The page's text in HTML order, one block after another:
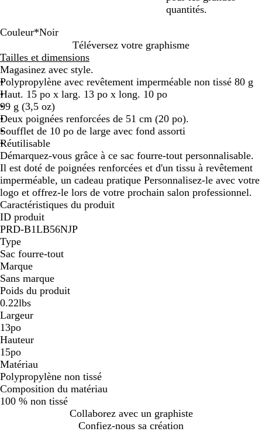
quantités.
Couleur*Noir
o
i
r
l
e
u
r
o
i
e
i
g
e
o
u
g
e
e
r
t
f
o
r
ê
t
i
o
l
e
t
l
e
u
m
a
r
i
n
e
e
r
t
f
o
n
c
é
r
u
n
c
l
a
i
r
r
i
s
Téléversez votre graphisme
Tailles et dimensions
Magasinez avec style.
Polypropylène avec revêtement imperméable non tissé 80 g
Haut. 15 po x larg. 13 po x long. 10 po
99 g (3,5 oz)
Deux poignées renforcées de 51 cm (20 po).
Soufflet de 10 po de large avec fond assorti
Réutilisable
Démarquez-vous grâce à ce sac fourre-tout personnalisable.
Il est doté de poignées renforcées et d'un tissu à revêtement
imperméable, un cadeau pratique Personnalisez-le avec votre
logo et offrez-le lors de votre prochain salon professionnel.
Caractéristiques du produit
ID produit
PRD-B1LB56NJP
Type
Sac fourre-tout
Marque
Sans marque
Poids du produit
0.22lbs
Largeur
13po
Hauteur
15po
Matériau
Polypropylène non tissé
Composition du matériau
100 % non tissé
Collaborez avec un graphiste
Confiez-nous sa création